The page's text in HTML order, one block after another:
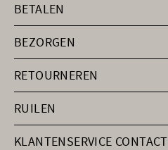
BETALEN
BEZORGEN
RETOURNEREN
RUILEN
KLANTENSERVICE CONTACT